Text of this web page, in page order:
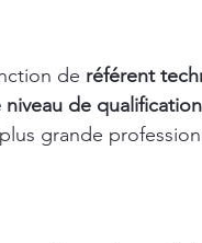
de référent
niveau de qualification
grande